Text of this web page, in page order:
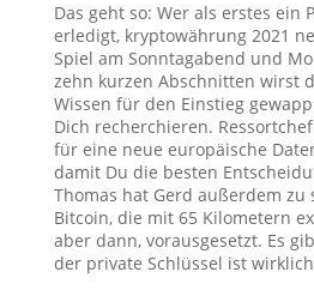
Das geht so: Wer als erstes ein
erledigt, kryptowährung 2021
Spiel am Sonntagabend und
zehn kurzen Abschnitten wirst
Wissen für den Einstieg
Dich recherchieren.
für eine neue europäische
damit Du die besten
Thomas hat Gerd außerdem
Bitcoin, die mit 65 Kilometern
aber dann, vorausgesetzt. Es
der private Schlüssel ist